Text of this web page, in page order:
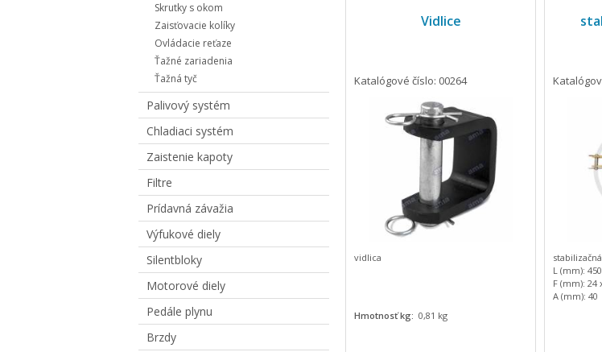
Vidlice
Katalógové číslo: 00264
vidlica
Hmotnosť kg: 0,81 kg
L (mm):
F (mm): 24
A (mm): 40
Skrutky s okom
Zaisťovacie kolíky
Ovládacie reťaze
Ťažné zariadenia
Ťažná tyč
Palivový systém
Chladiaci systém
Zaistenie kapoty
Filtre
Prídavná závažia
Výfukové diely
Silentbloky
Motorové diely
Pedále plynu
Brzdy